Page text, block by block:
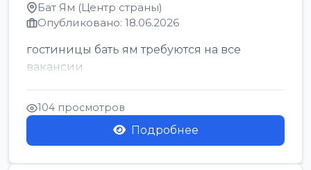
Бат Ям (Центр страны)
Опубликовано: 18.06.2026
гостиницы бать ям требуются на все
вакансии
104 просмотров
Подробнее